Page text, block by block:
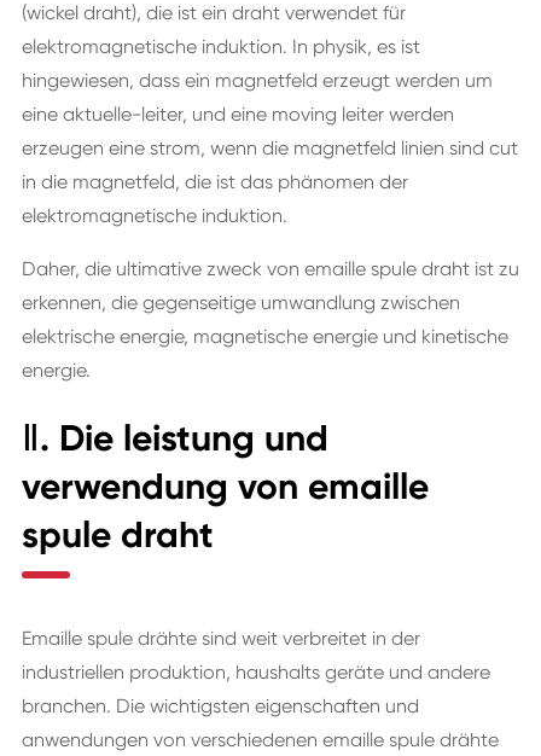
(wickel draht), die ist ein draht verwendet für
elektromagnetische induktion. In physik, es ist
hingewiesen, dass ein magnetfeld erzeugt werden um
eine aktuelle-leiter, und eine moving leiter werden
erzeugen eine strom, wenn die magnetfeld linien sind cut
in die magnetfeld, die ist das phänomen der
elektromagnetische induktion.
Daher, die ultimative zweck von emaille spule draht ist zu
erkennen, die gegenseitige umwandlung zwischen
elektrische energie, magnetische energie und kinetische
energie.
Ⅱ. Die leistung und
verwendung von emaille
spule draht
Emaille spule drähte sind weit verbreitet in der
industriellen produktion, haushalts geräte und andere
branchen. Die wichtigsten eigenschaften und
anwendungen von verschiedenen emaille spule drähte